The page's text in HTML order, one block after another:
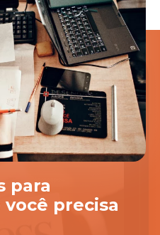
para
precisa